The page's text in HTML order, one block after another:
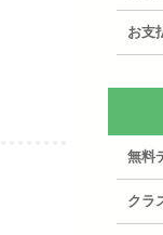
お支
無料
クラ